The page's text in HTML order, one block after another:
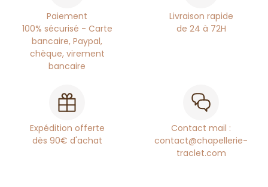
Paiement
100% sécurisé - Carte
bancaire, Paypal,
chèque, virement
bancaire
Livraison rapide
de 24 à 72H
Expédition offerte
dès 90€ d'achat
Contact mail :
contact@chapellerie-
traclet.com